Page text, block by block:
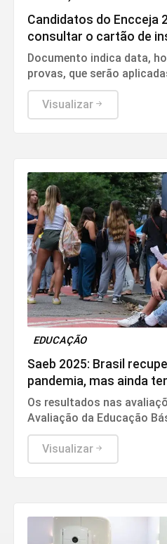
Candidatos do Encceja
consultar o cartão de
Documento indica data,
provas, que serão
país.
Visualizar
EDUCAÇÃO
Saeb 2025: Brasil
pandemia, mas ainda
Os resultados nas
Avaliação da Educação
divulgados nesta quarta-
da Educação (MEC), em
apesar da consistente
Visualizar